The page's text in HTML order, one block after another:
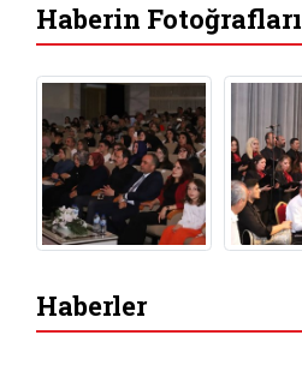
Haberin Fotoğrafları
Haberler